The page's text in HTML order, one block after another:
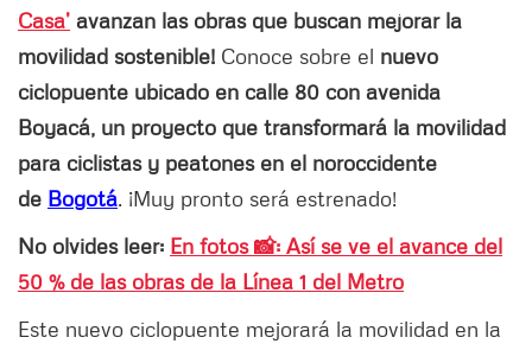
Casa’ avanzan las obras que buscan mejorar la
movilidad sostenible! Conoce sobre el nuevo
ciclopuente ubicado en calle 80 con avenida
Boyacá, un proyecto que transformará la movilidad
para ciclistas y peatones en el noroccidente
de Bogotá. ¡Muy pronto será estrenado!
No olvides leer: En fotos 📸: Así se ve el avance del
50 % de las obras de la Línea 1 del Metro
Este nuevo ciclopuente mejorará la movilidad en la